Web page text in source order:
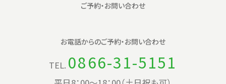
ご予約・お問い合わせ
お電話からのご予約・お問い合わせ
TEL. 0866-31-5151